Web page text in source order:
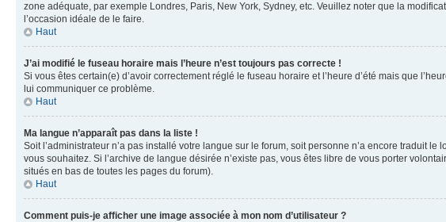
zone adéquate, par exemple Londres, Paris, New York, Sydney, etc. Veuillez noter que la
l’occasion idéale de le faire.
Haut
J’ai modifié le fuseau horaire mais l’heure n’est toujours pas correcte !
Si vous êtes certain(e) d’avoir correctement réglé le fuseau horaire et l’heure d’été mais que
lui communiquer ce problème.
Haut
Ma langue n’apparaît pas dans la liste !
Soit l’administrateur n’a pas installé votre langue sur le forum, soit personne n’a encore traduit
vous souhaitez. Si l’archive de langue désirée n’existe pas, vous êtes libre de vous porter
situés en bas de toutes les pages du forum).
Haut
Comment puis-je afficher une image associée à mon nom d’utilisateur ?